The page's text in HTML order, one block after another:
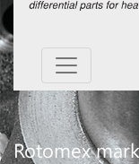
Rotomex